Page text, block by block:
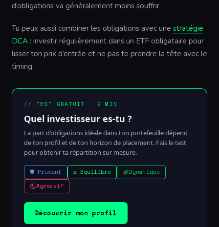
d’obligations va généralement moins souffrir.
Tu peux aussi combiner les obligations avec une stratégie
DCA : investir régulièrement dans un ETF obligataire pour
lisser ton prix d’entrée et ne pas te prendre la tête avec le
timing.
// TEST GRATUIT · 2 MIN
Quel investisseur es-tu ?
La part d’obligations idéale dans ton portefeuille dépend
de ton profil et de ton horizon de placement. Fais le test
pour obtenir ta répartition sur mesure.
🛡 Prudent ⚖ Équilibré
Dynamique
Agressif
Découvrir mon profil